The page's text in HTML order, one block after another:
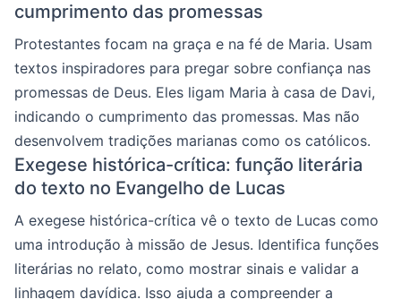
cumprimento das promessas
Protestantes focam na graça e na fé de Maria. Usam
textos inspiradores para pregar sobre confiança nas
promessas de Deus. Eles ligam Maria à casa de Davi,
indicando o cumprimento das promessas. Mas não
desenvolvem tradições marianas como os católicos.
Exegese histórica-crítica: função literária
do texto no Evangelho de Lucas
A exegese histórica-crítica vê o texto de Lucas como
uma introdução à missão de Jesus. Identifica funções
literárias no relato, como mostrar sinais e validar a
linhagem davídica. Isso ajuda a compreender a